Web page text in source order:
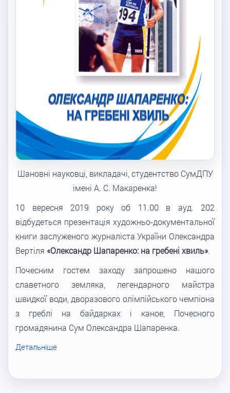
Шановні науковці, викладачі, студентство СумДПУ
імені А. С. Макаренка!
10 вересня 2019 року об 11.00 в ауд. 202
відбудеться презентація художньо-документальної
книги заслуженого журналіста України Олександра
Вертіля «Олександр Шапаренко: на гребені хвиль».
Почесним гостем заходу запрошено нашого
славетного земляка, легендарного майстра
швидкої води, дворазового олімпійського чемпіона
з греблі на байдарках і каное, Почесного
громадянина Сум Олександра Шапаренка.
Детальніше